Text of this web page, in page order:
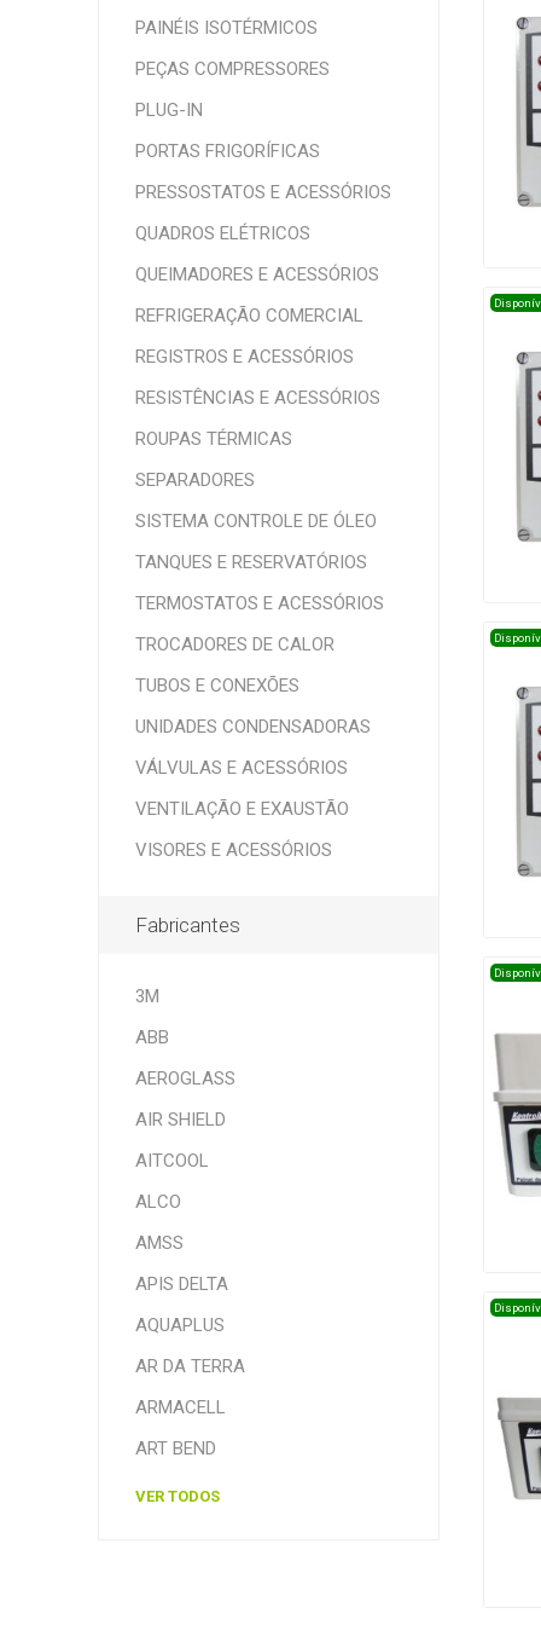
PAINÉIS ISOTÉRMICOS
PEÇAS COMPRESSORES
PLUG-IN
PORTAS FRIGORÍFICAS
PRESSOSTATOS E ACESSÓRIOS
QUADROS ELÉTRICOS
QUEIMADORES E ACESSÓRIOS
REFRIGERAÇÃO COMERCIAL
REGISTROS E ACESSÓRIOS
RESISTÊNCIAS E ACESSÓRIOS
ROUPAS TÉRMICAS
SEPARADORES
SISTEMA CONTROLE DE ÓLEO
TANQUES E RESERVATÓRIOS
TERMOSTATOS E ACESSÓRIOS
TROCADORES DE CALOR
TUBOS E CONEXÕES
UNIDADES CONDENSADORAS
VÁLVULAS E ACESSÓRIOS
VENTILAÇÃO E EXAUSTÃO
VISORES E ACESSÓRIOS
Fabricantes
3M
ABB
AEROGLASS
AIR SHIELD
AITCOOL
ALCO
AMSS
APIS DELTA
AQUAPLUS
AR DA TERRA
ARMACELL
ART BEND
VER TODOS